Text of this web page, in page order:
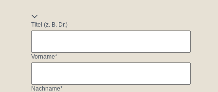
Titel (z. B. Dr.)
Vorname*
Nachname*